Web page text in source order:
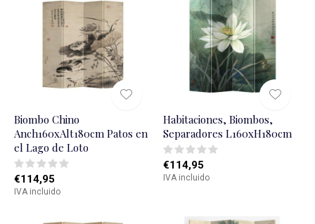
Biombo Chino
Anch160xAlt180cm Patos en
el Lago de Loto
€114,95
IVA incluido
Habitaciones, Biombos,
Separadores L160xH180cm
€114,95
IVA incluido